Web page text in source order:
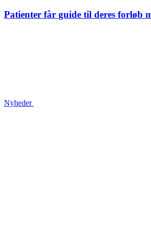
Patienter får guide til deres
Nyheder